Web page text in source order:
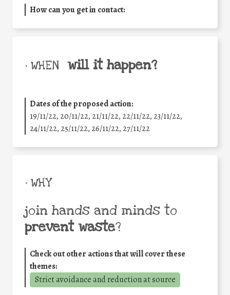
How can you get in contact:
• WHEN will it happen?
Dates of the proposed action:
19/11/22, 20/11/22, 21/11/22, 22/11/22, 23/11/22,
24/11/22, 25/11/22, 26/11/22, 27/11/22
• WHY
join hands and minds to
prevent waste?
Check out other actions that will cover these
themes:
Strict avoidance and reduction at source